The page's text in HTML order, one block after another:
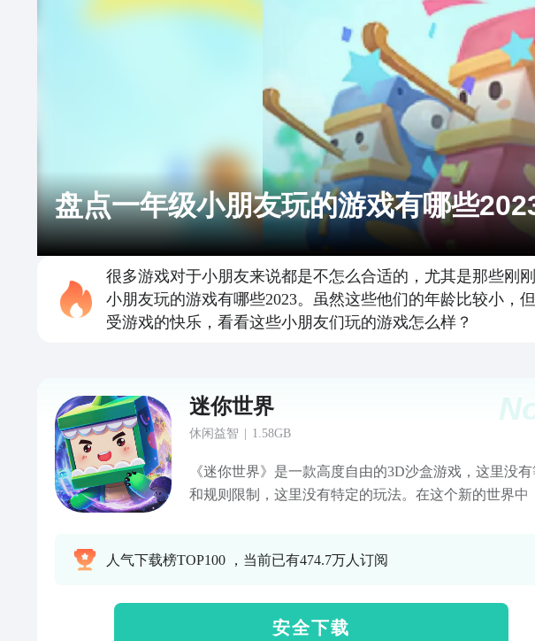
盘点一年级小朋友玩的游戏有哪些
很多游戏对于小朋友来说都是不怎么合适的，尤其是那些刚
小朋友玩的游戏有哪些2023。虽然这些他们的年龄比较小
受游戏的快乐，看看这些小朋友们玩的游戏怎么样？
迷你世界
休闲益智 1.58GB
《迷你世界》是一款高度自由的3D沙盒游戏，这里没有
和规则限制，这里没有特定的玩法。在这个新的世界中
可以把你的世界分享给其他小伙伴，一起欢乐。
人气下载榜TOP100 ，当前已有474.7万人订阅
安 全 下 载